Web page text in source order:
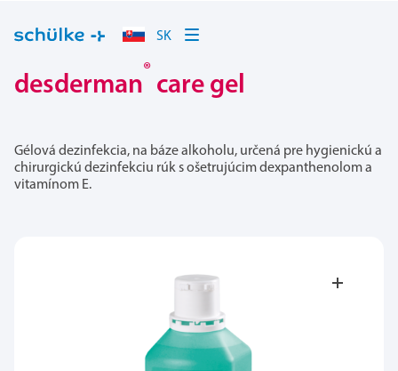
SK
desderman
®
care gel
Gélová dezinfekcia, na báze alkoholu, určená pre hygienickú a
chirurgickú dezinfekciu rúk s ošetrujúcim dexpanthenolom a
vitamínom E.